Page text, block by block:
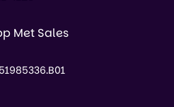
Met Sales